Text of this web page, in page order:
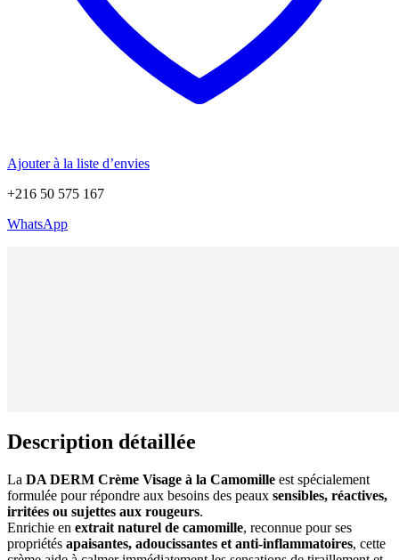
Ajouter à la liste d’envies
+216 50 575 167
WhatsApp
Description détaillée
La DA DERM Crème Visage à la Camomille est spécialement
formulée pour répondre aux besoins des peaux sensibles, réactives,
irritées ou sujettes aux rougeurs.
Enrichie en extrait naturel de camomille, reconnue pour ses
propriétés apaisantes, adoucissantes et anti-inflammatoires, cette